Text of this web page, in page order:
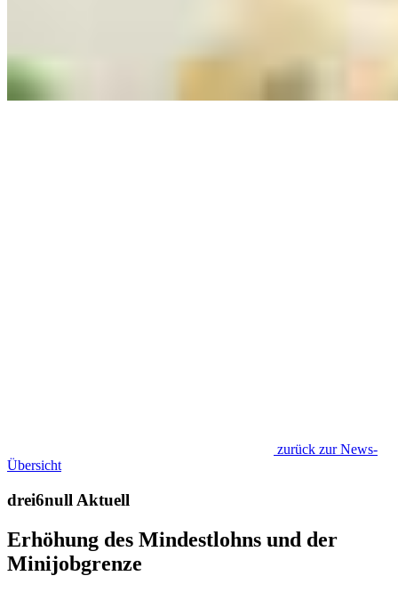
zurück zur News-
Übersicht
drei6null Aktuell
Erhöhung des Mindestlohns und der
Minijobgrenze